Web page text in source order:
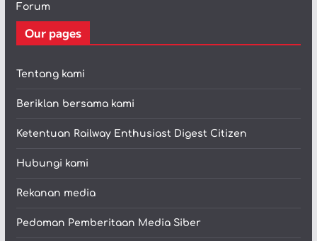
Forum
Our pages
Tentang kami
Beriklan bersama kami
Ketentuan Railway Enthusiast Digest Citizen
Hubungi kami
Rekanan media
Pedoman Pemberitaan Media Siber